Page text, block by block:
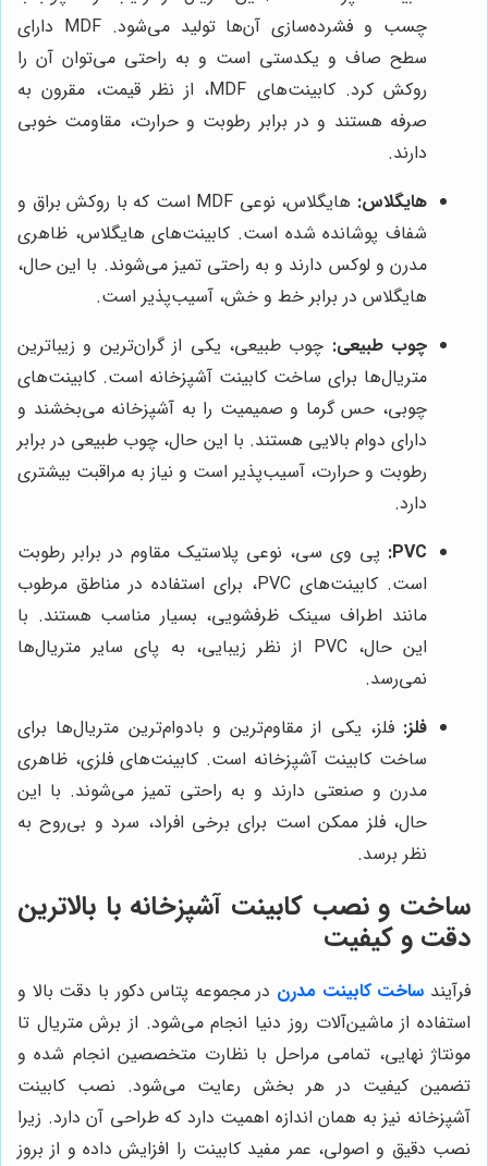
چسب و فشرده‌سازی آن‌ها تولید می‌شود. MDF دارای
سطح صاف و یکدستی است و به راحتی می‌توان آن را
روکش کرد. کابینت‌های MDF، از نظر قیمت، مقرون به
صرفه هستند و در برابر رطوبت و حرارت، مقاومت خوبی
دارند.
هایگلاس:
هایگلاس، نوعی MDF است که با روکش براق و
شفاف پوشانده شده است. کابینت‌های هایگلاس، ظاهری
مدرن و لوکس دارند و به راحتی تمیز می‌شوند. با این حال،
هایگلاس در برابر خط و خش، آسیب‌پذیر است.
چوب طبیعی: چوب طبیعی، یکی از گران‌ترین و زیباترین
متریال‌ها برای ساخت کابینت آشپزخانه است. کابینت‌های
چوبی، حس گرما و صمیمیت را به آشپزخانه می‌بخشند و
دارای دوام بالایی هستند. با این حال، چوب طبیعی در برابر
رطوبت و حرارت، آسیب‌پذیر است و نیاز به مراقبت بیشتری
دارد.
PVC: پی وی سی، نوعی پلاستیک مقاوم در برابر رطوبت
است. کابینت‌های PVC، برای استفاده در مناطق مرطوب
مانند اطراف سینک ظرفشویی، بسیار مناسب هستند. با
این حال، PVC از نظر زیبایی، به پای سایر متریال‌ها
نمی‌رسد.
فلز: فلز، یکی از مقاوم‌ترین و بادوام‌ترین متریال‌ها برای
ساخت کابینت آشپزخانه است. کابینت‌های فلزی، ظاهری
مدرن و صنعتی دارند و به راحتی تمیز می‌شوند. با این
حال، فلز ممکن است برای برخی افراد، سرد و بی‌روح به
نظر برسد.
ساخت و نصب کابینت آشپزخانه با بالاترین
دقت و کیفیت
فرآیند ساخت کابینت مدرن در مجموعه پتاس دکور با دقت بالا و
استفاده از ماشین‌آلات روز دنیا انجام می‌شود. از برش متریال تا
مونتاژ نهایی، تمامی مراحل با نظارت متخصصین انجام شده و
تضمین کیفیت در هر بخش رعایت می‌شود. نصب کابینت
آشپزخانه نیز به همان اندازه اهمیت دارد که طراحی آن دارد. زیرا
نصب دقیق و اصولی، عمر مفید کابینت را افزایش داده و از بروز